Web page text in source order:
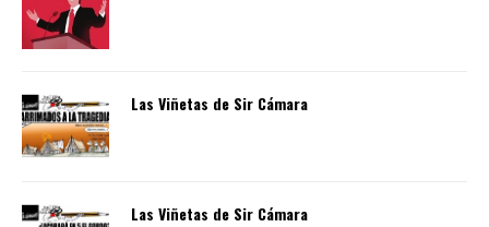
Las Viñetas de Sir Cámara
Las Viñetas de Sir Cámara